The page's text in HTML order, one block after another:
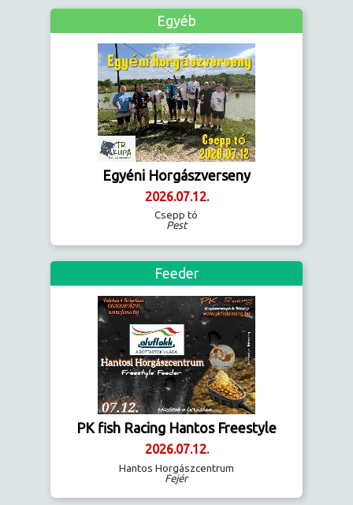
Egyéb
Egyéni Horgászverseny
2026.07.12.
Csepp tó
Pest
Feeder
PK fish Racing Hantos Freestyle
2026.07.12.
Hantos Horgászcentrum
Fejér